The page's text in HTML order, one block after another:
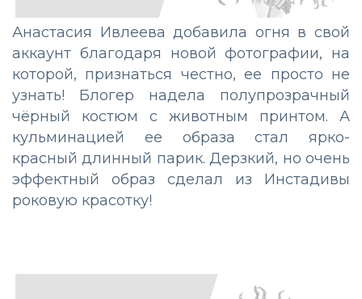
Анастасия Ивлеева добавила огня в свой
аккаунт благодаря новой фотографии, на
которой, признаться честно, ее просто не
узнать! Блогер надела полупрозрачный
чёрный костюм с животным принтом. А
кульминацией ее образа стал ярко-
красный длинный парик. Дерзкий, но очень
эффектный образ сделал из Инстадивы
роковую красотку!